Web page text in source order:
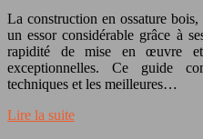
La construction en ossature
un essor considérable grâce à
rapidité de mise en œuvre et
exceptionnelles. Ce guide
techniques et les meilleures…
Lire la suite